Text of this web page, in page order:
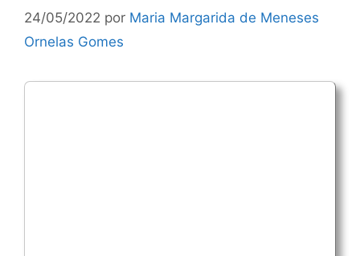
24/05/2022 por Maria Margarida de Meneses
Ornelas Gomes